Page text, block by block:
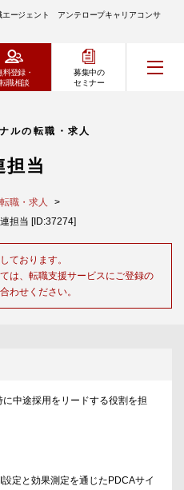
ージェント アンテロープキャリアコンサ
料登録・
転職相談
募集中の
セミナー
ルの転職・求人
担当
職・求人
担当 [ID:37274]
ております。
は、転職支援サービスにご登録の
わせください。
中途採用をリードする役割を担
定と効果測定を通じたPDCAサイ